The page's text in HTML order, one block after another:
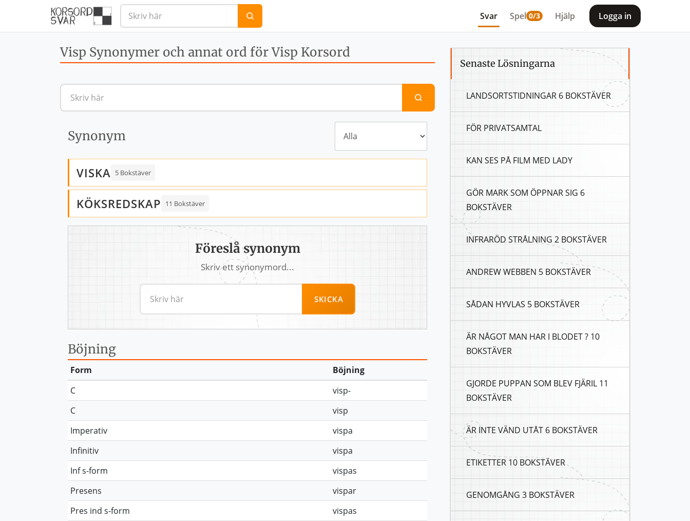
Svar Spel 0/3 Hjälp Logga in
Visp Synonymer och annat ord för Visp Korsord
Synonym
VISKA 5 Bokstäver
KÖKSREDSKAP 11 Bokstäver
Föreslå synonym
Skriv ett synonymord...
SKICKA
Böjning
Form
Böjning
C
visp-
C
visp
Imperativ
vispa
Infinitiv
vispa
Inf s-form
vispas
Presens
vispar
Pres ind s-form
vispas
Senaste Lösningarna
LANDSORTSTIDNINGAR 6 BOKSTÄVER
FÖR PRIVATSAMTAL
KAN SES PÅ FILM MED LADY
GÖR MARK SOM ÖPPNAR SIG 6
BOKSTÄVER
INFRARÖD STRÅLNING 2 BOKSTÄVER
ANDREW WEBBEN 5 BOKSTÄVER
SÅDAN HYVLAS 5 BOKSTÄVER
ÄR NÅGOT MAN HAR I BLODET ? 10
BOKSTÄVER
GJORDE PUPPAN SOM BLEV FJÄRIL 11
BOKSTÄVER
ÄR INTE VÄND UTÅT 6 BOKSTÄVER
ETIKETTER 10 BOKSTÄVER
GENOMGÅNG 3 BOKSTÄVER